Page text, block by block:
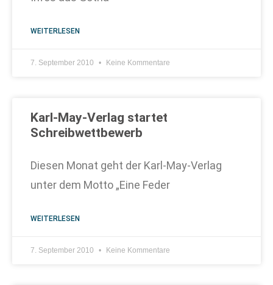
WEITERLESEN
7. September 2010 Keine Kommentare
Karl-May-Verlag startet
Schreibwettbewerb
Diesen Monat geht der Karl-May-Verlag
unter dem Motto „Eine Feder
WEITERLESEN
7. September 2010 Keine Kommentare